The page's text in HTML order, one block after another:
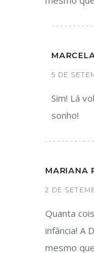
5 DE
Sim! Lá
sonho!
MARIANA
2 DE
Quanta
infância! A
mesmo